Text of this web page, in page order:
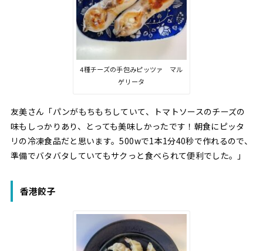
4種チーズの手包みピッツァ マル
ゲリータ
友美さん「パンがもちもちしていて、トマトソースのチーズの
味もしっかりあり、とっても美味しかったです！朝食にピッタ
リの冷凍食品だと思います。500wで1本1分40秒で作れるので、
準備でバタバタしていてもサクっと食べられて便利でした。」
香港餃子